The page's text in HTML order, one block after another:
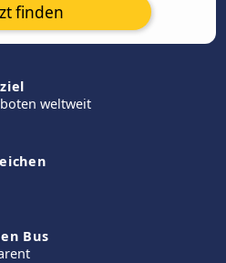
finden
weltweit
Bus